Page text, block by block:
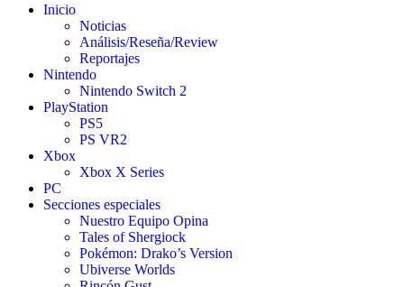
Inicio
Noticias
Análisis/Reseña/Review
Reportajes
Nintendo
Nintendo Switch 2
PlayStation
PS5
PS VR2
Xbox
Xbox X Series
PC
Secciones especiales
Nuestro Equipo Opina
Tales of Shergiock
Pokémon: Drako’s Version
Ubiverse Worlds